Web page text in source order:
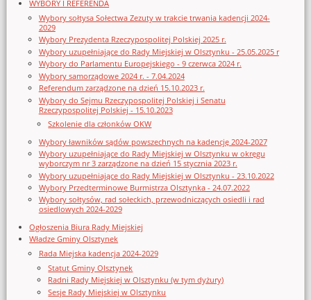
WYBORY I REFERENDA
Wybory sołtysa Sołectwa Zezuty w trakcie trwania kadencji 2024-
2029
Wybory Prezydenta Rzeczypospolitej Polskiej 2025 r.
Wybory uzupełniające do Rady Miejskiej w Olsztynku - 25.05.2025 r
Wybory do Parlamentu Europejskiego - 9 czerwca 2024 r.
Wybory samorządowe 2024 r. - 7.04.2024
Referendum zarządzone na dzień 15.10.2023 r.
Wybory do Sejmu Rzeczypospolitej Polskiej i Senatu
Rzeczypospolitej Polskiej - 15.10.2023
Szkolenie dla członków OKW
Wybory ławników sądów powszechnych na kadencję 2024-2027
Wybory uzupełniające do Rady Miejskiej w Olsztynku w okręgu
wyborczym nr 3 zarządzone na dzień 15 stycznia 2023 r.
Wybory uzupełniające do Rady Miejskiej w Olsztynku - 23.10.2022
Wybory Przedterminowe Burmistrza Olsztynka - 24.07.2022
Wybory sołtysów, rad sołeckich, przewodniczących osiedli i rad
osiedlowych 2024-2029
Ogłoszenia Biura Rady Miejskiej
Władze Gminy Olsztynek
Rada Miejska kadencja 2024-2029
Statut Gminy Olsztynek
Radni Rady Miejskiej w Olsztynku (w tym dyżury)
Sesje Rady Miejskiej w Olsztynku